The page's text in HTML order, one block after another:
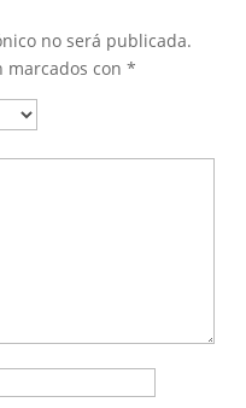
no será publicada.
marcados con *